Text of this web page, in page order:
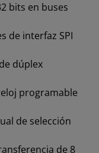
bits en buses
de interfaz SPI
dúplex
programable
de selección
de 8